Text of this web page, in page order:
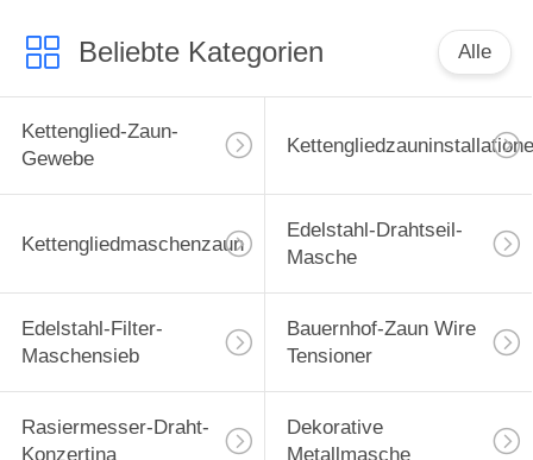
Beliebte Kategorien Alle
Kettenglied-Zaun-
Gewebe
Kettengliedmaschenzaun
Edelstahl-Drahtseil-
Masche
Edelstahl-Filter-
Maschensieb
Bauernhof-Zaun Wire
Tensioner
Rasiermesser-Draht-
Konzertina
Dekorative
Metallmasche